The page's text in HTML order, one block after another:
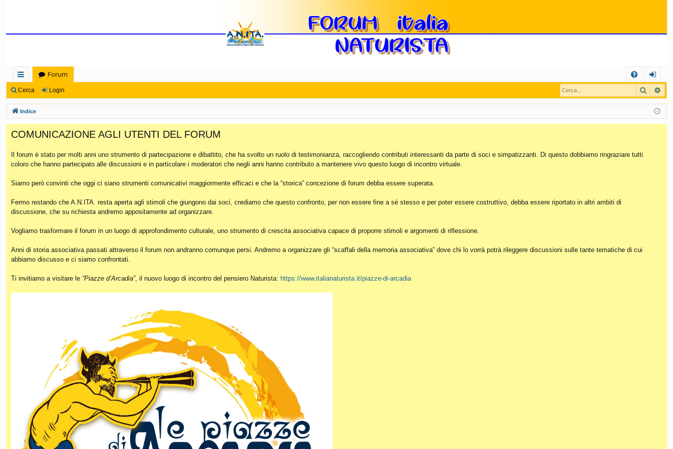
oll
eg
a
m
en
ti
Ra
di
Forum
Q
og
in
Cerca Login Cerca
Indice
COMUNICAZIONE AGLI UTENTI DEL FORUM
Il forum è stato per molti anni uno strumento di partecipazione e dibattito, che ha svolto un ruolo di testimonianza, raccogliendo contributi interessanti da parte di soci e simpatizzanti. Di questo dobbiamo ringraziare tutti
coloro che hanno partecipato alle discussioni e in particolare i moderatori che negli anni hanno contributo a mantenere vivo questo luogo di incontro virtuale.
Siamo però convinti che oggi ci siano strumenti comunicativi maggiormente efficaci e che la “storica” concezione di forum debba essere superata.
Fermo restando che A.N.ITA. resta aperta agli stimoli che giungono dai soci, crediamo che questo confronto, per non essere fine a sé stesso e per poter essere costruttivo, debba essere riportato in altri ambiti di
discussione, che su richiesta andremo appositamente ad organizzare.
Vogliamo trasformare il forum in un luogo di approfondimento culturale, uno strumento di crescita associativa capace di proporre stimoli e argomenti di riflessione.
Anni di storia associativa passati attraverso il forum non andranno comunque persi. Andremo a organizzare gli “scaffali della memoria associativa” dove chi lo vorrà potrà rileggere discussioni sulle tante tematiche di cui
abbiamo discusso e ci siamo confrontati.
Ti invitiamo a visitare le “Piazze d’Arcadia”, il nuovo luogo di incontro del pensiero Naturista: https://www.italianaturista.it/piazze-di-arcadia